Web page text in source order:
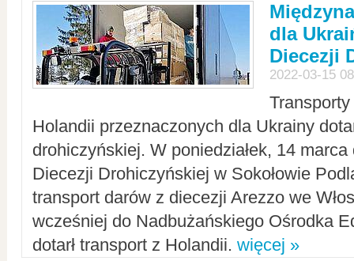
dla
Diecezji
2022-03-15
Holandii przeznaczonych dla Ukrainy
drohiczyńskiej. W poniedziałek, 14
Diecezji Drohiczyńskiej w Sokołowie
transport darów z diecezji Arezzo we
wcześniej do Nadbużańskiego Ośrodka
dotarł transport z Holandii. więcej »